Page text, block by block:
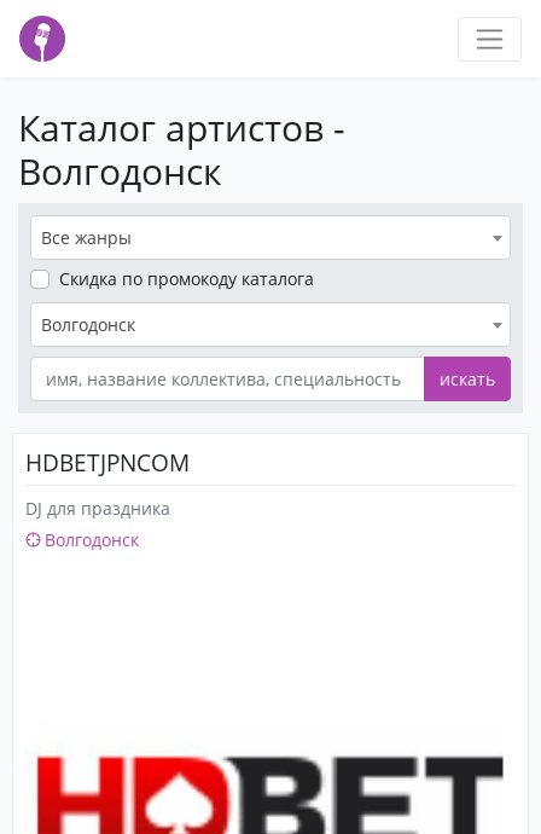
Каталог артистов -
Волгодонск
Все жанры
Скидка по промокоду каталога
Волгодонск
искать
HDBETJPNCOM
DJ для праздника
Волгодонск